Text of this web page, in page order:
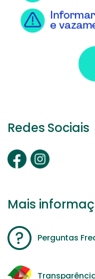
Redes Sociais
Mais
Perguntas